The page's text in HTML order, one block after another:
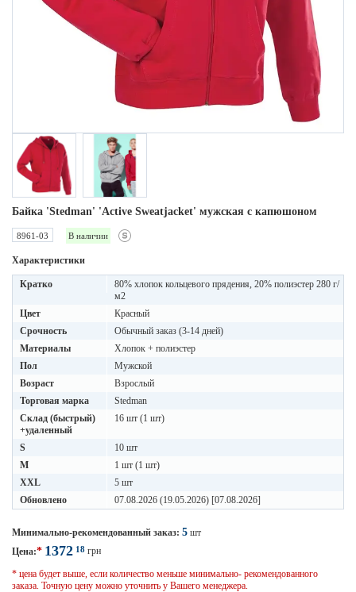
Байка 'Stedman' 'Active Sweatjacket' мужская с капюшоном
8961-03 В наличии
Характеристики
Кратко
80% хлопок кольцевого прядения, 20% полиэстер 280 г/
м2
Цвет
Красный
Срочность
Обычный заказ (3-14 дней)
Материалы
Хлопок + полиэстер
Пол
Мужской
Возраст
Взрослый
Торговая марка
Stedman
Склад (быстрый)
+удаленный
16 шт (1 шт)
S
10 шт
M
1 шт (1 шт)
XXL
5 шт
Обновлено
07.08.2026 (19.05.2026) [07.08.2026]
Минимально-рекомендованный заказ: 5 шт
Цена:* 1372 18 грн
* цена будет выше, если количество меньше минимально- рекомендованного
заказа. Точную цену можно уточнить у Вашего менеджера.